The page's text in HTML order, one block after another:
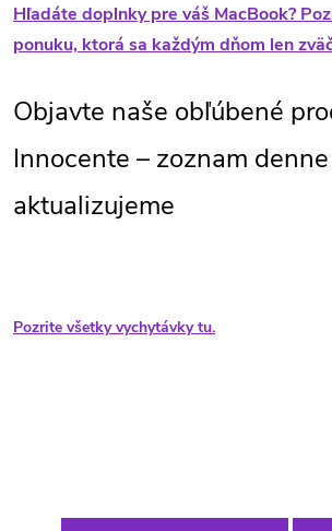
Hľadáte doplnky pre váš MacBook?
ponuku, ktorá sa každým dňom len
Objavte naše obľúbené
Innocente – zoznam denne
aktualizujeme
Pozrite všetky vychytávky tu.